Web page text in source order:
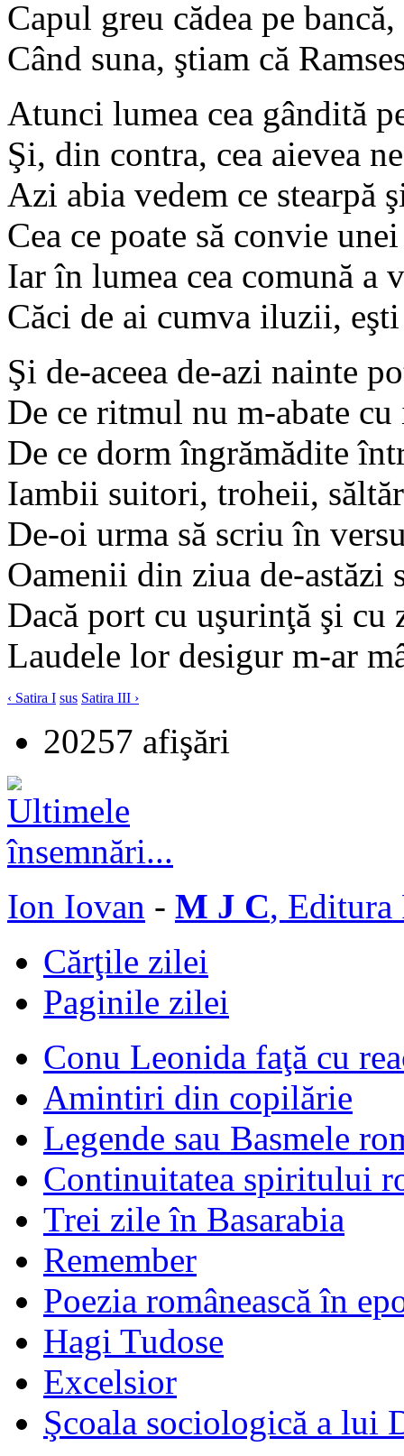
Capul greu cădea pe
Când suna, ştiam că
Atunci lumea cea gândită
Şi, din contra, cea aievea
Azi abia vedem ce stearpă
Cea ce poate să convie
Iar în lumea cea comună a
Căci de ai cumva iluzii,
Şi de-aceea de-azi nainte
De ce ritmul nu m-abate
De ce dorm îngrămădite
Iambii suitori, troheii,
De-oi urma să scriu în
Oamenii din ziua de-astăzi
Dacă port cu uşurinţă şi cu
Laudele lor desigur m-ar
‹ Satira I sus Satira III ›
20257 afişări
Ion Iovan - M J C, Editura
Cărţile zilei
Paginile zilei
Conu Leonida faţă cu
Amintiri din copilărie
Legende sau Basmele
Continuitatea spiritului
Trei zile în Basarabia
Remember
Poezia românească în
Hagi Tudose
Excelsior
Şcoala sociologică a lui